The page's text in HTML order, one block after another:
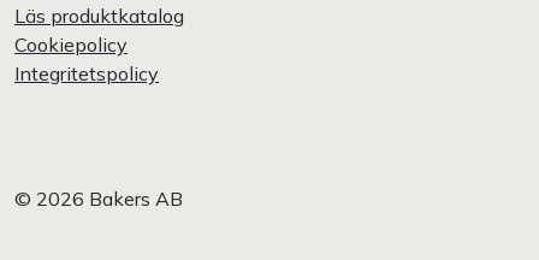
Läs produktkatalog
Cookiepolicy
Integritetspolicy
© 2026 Bakers AB